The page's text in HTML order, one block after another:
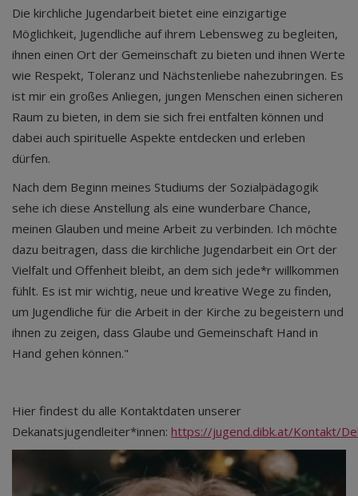
Die kirchliche Jugendarbeit bietet eine einzigartige
Möglichkeit, Jugendliche auf ihrem Lebensweg zu begleiten,
ihnen einen Ort der Gemeinschaft zu bieten und ihnen Werte
wie Respekt, Toleranz und Nächstenliebe nahezubringen. Es
ist mir ein großes Anliegen, jungen Menschen einen sicheren
Raum zu bieten, in dem sie sich frei entfalten können und
dabei auch spirituelle Aspekte entdecken und erleben
dürfen.
Nach dem Beginn meines Studiums der Sozialpädagogik
sehe ich diese Anstellung als eine wunderbare Chance,
meinen Glauben und meine Arbeit zu verbinden. Ich möchte
dazu beitragen, dass die kirchliche Jugendarbeit ein Ort der
Vielfalt und Offenheit bleibt, an dem sich jede*r willkommen
fühlt. Es ist mir wichtig, neue und kreative Wege zu finden,
um Jugendliche für die Arbeit in der Kirche zu begeistern und
ihnen zu zeigen, dass Glaube und Gemeinschaft Hand in
Hand gehen können."
Hier findest du alle Kontaktdaten unserer
Dekanatsjugendleiter*innen: https://jugend.dibk.at/Kontakt/